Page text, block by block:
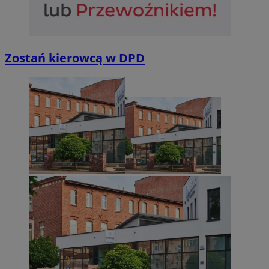
Zostań kierowcą w DPD
INGRESSCOOKIE
bh.contextweb.com
CookieScriptConsent
CookieScript
m-ce.pl